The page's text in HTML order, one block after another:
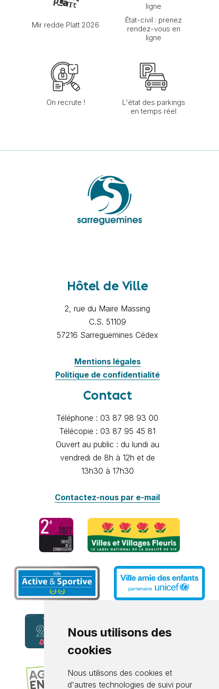
Nous utilisons des
cookies
Nous utilisons des cookies et
d'autres technologies de suivi pour
Mir redde Platt 2026
État-civil : prenez
rendez-vous en
ligne
On recrute !
L'état des parkings
en temps réel
Hôtel de Ville
2, rue du Maire Massing
C.S. 51109
57216 Sarreguemines Cédex
Mentions légales
Politique de confidentialité
Contact
Téléphone : 03 87 98 93 00
Télécopie : 03 87 95 45 81
Ouvert au public : du lundi au
vendredi de 8h à 12h et de
13h30 à 17h30
Contactez-nous par e-mail